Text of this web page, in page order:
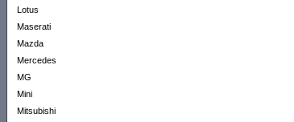
Lotus
Maserati
Mazda
Mercedes
MG
Mini
Mitsubishi